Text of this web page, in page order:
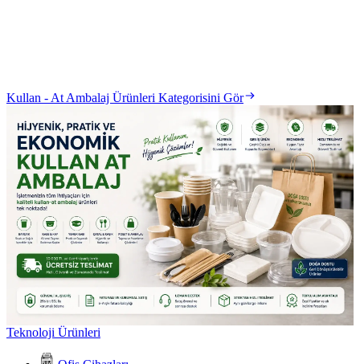
Kullan - At Ambalaj Ürünleri Kategorisini Gör
Teknoloji Ürünleri